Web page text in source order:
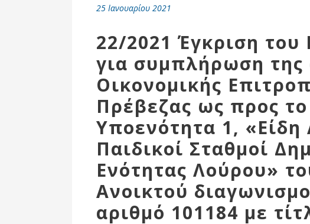
Αθλητικές
Υποδομές
Αθλητικές
Εκδηλώσεις
25 Ιανουαρίου 2021
22/2021 Έγκριση
για συμπλήρωση της
Οικονομικής
Πρέβεζας ως προς
Υποενότητα 1, «Είδη
Παιδικοί Σταθμοί
Ενότητας Λούρου»
Ανοικτού
αριθμό 101184 με